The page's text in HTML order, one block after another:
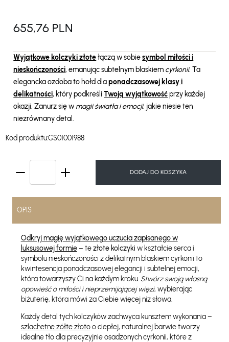
655,76 PLN
Wyjątkowe kolczyki złotełączą w sobiesymbol miłości i
nieskończoności, emanując subtelnym blaskiem cyrkonii. Ta
elegancka ozdoba to hołd dlaponadczasowej klasy i
delikatności, który podkreśliTwoją wyjątkowośćprzy każdej
okazji. Zanurz się w magii światła i emocji, jakie niesie ten
niezrównany detal.
Kod produktu:GS01001988
DODAJ DO KOSZYKA
OPIS
Odkryj magię wyjątkowego uczucia zapisanego w
luksusowej formie– tezłote kolczyki w kształcie serca i
symbolu nieskończoności z delikatnym blaskiem cyrkonii to
kwintesencja ponadczasowej elegancji i subtelnej emocji,
która towarzyszy Ci na każdym kroku. Stwórz swoją własną
opowieść o miłości i nieprzemijającej więzi, wybierając
biżuterię, która mówi za Ciebie więcej niż słowa.
Każdy detal tych kolczyków zachwyca kunsztem wykonania –
szlachetne żółte złotoo ciepłej, naturalnej barwie tworzy
idealne tło dla precyzyjnie osadzonych cyrkonii, które z